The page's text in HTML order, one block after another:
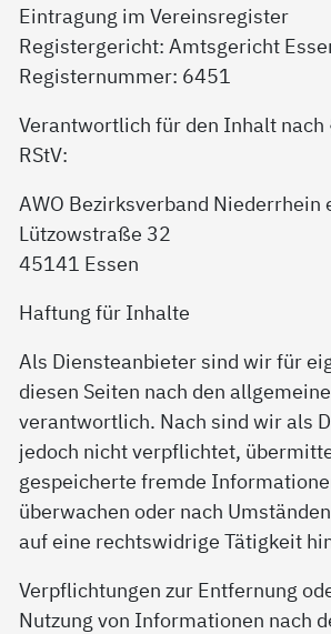
Eintragung im Vereinsregister
Registergericht: Amtsgericht
Registernummer: 6451
Verantwortlich für den Inhalt nach
RStV:
AWO Bezirksverband Niederrhein
Lützowstraße 32
45141 Essen
Haftung für Inhalte
Als Diensteanbieter sind wir für
diesen Seiten nach den
verantwortlich. Nach sind wir als
jedoch nicht verpflichtet,
gespeicherte fremde
überwachen oder nach
auf eine rechtswidrige Tätigkeit
Verpflichtungen zur Entfernung
Nutzung von Informationen nach